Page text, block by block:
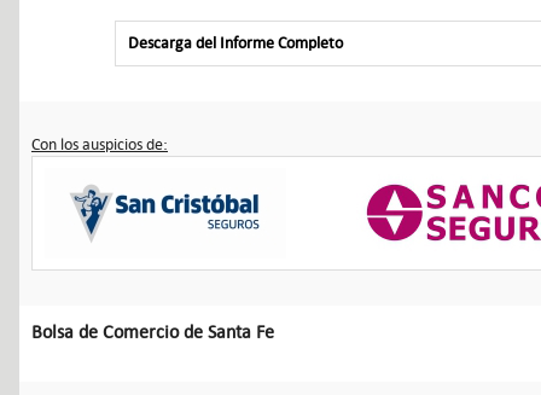
Descarga del Informe Completo
Con los auspicios de:
Bolsa de Comercio de Santa Fe